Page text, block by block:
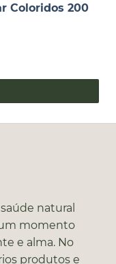
Coloridos 200
natural
momento
e alma. No
produtos e